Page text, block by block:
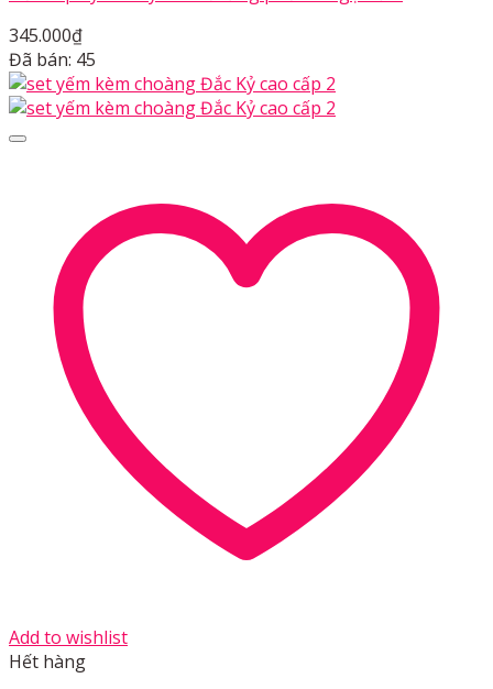
345.000₫
Đã bán: 45
Add to wishlist
Hết hàng